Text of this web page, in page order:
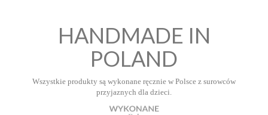
HANDMADE IN
POLAND
Wszystkie produkty są wykonane ręcznie w Polsce z surowców
przyjaznych dla dzieci.